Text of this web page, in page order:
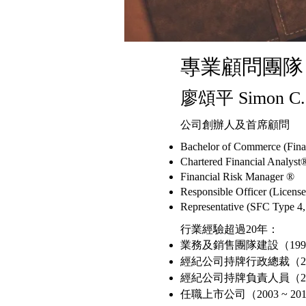
專業顧問團隊
廖頌平 Simon
公司​創辦人及首席顧問​​​​​
​Bachelor of Commerce
Chartered Financial
Financial Risk Manager ®
Responsible Officer
Representative (SFC Type
行業經驗超過20年：
業務及銷售團隊建設（
經紀公司持牌行政總裁（
經紀公司持牌負責人員（
任職上市公司（2003 ~